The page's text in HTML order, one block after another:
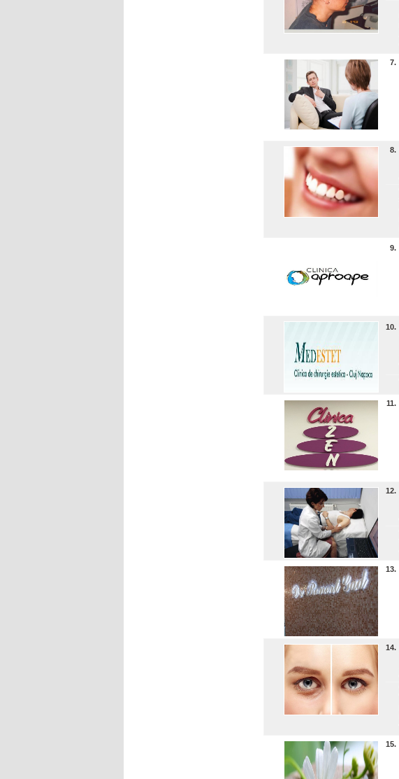
7.
8.
9.
10.
11.
12.
13.
14.
15.